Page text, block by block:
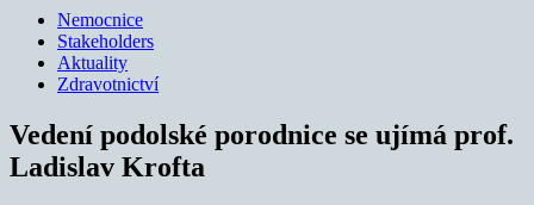
Nemocnice
Stakeholders
Aktuality
Zdravotnictví
Vedení podolské porodnice se ujímá prof.
Ladislav Krofta